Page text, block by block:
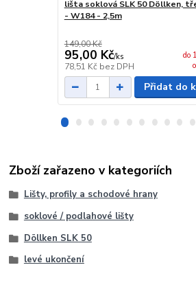
lišta soklová SLK 50 Döllken,
- W184 - 2,5m
149,00 Kč
95,00 Kč/ks
78,51 Kč bez DPH
do
Přidat do
Zboží zařazeno v kategoriích
Lišty, profily a schodové hrany
soklové / podlahové lišty
Döllken SLK 50
levé ukončení